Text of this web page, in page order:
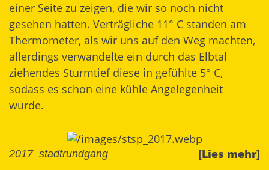
einer Seite zu zeigen, die wir so noch nicht
gesehen hatten. Verträgliche 11° C standen am
Thermometer, als wir uns auf den Weg machten,
allerdings verwandelte ein durch das Elbtal
ziehendes Sturmtief diese in gefühlte 5° C,
sodass es schon eine kühle Angelegenheit
wurde.
[Lies mehr]
2017 stadtrundgang